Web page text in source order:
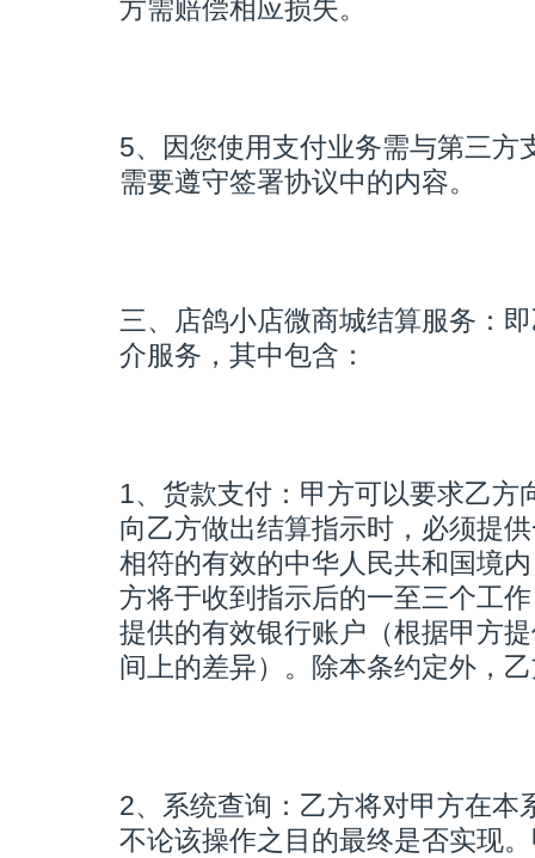
方需赔偿相应损失。
5、因您使用支付业务需与第三方
需要遵守签署协议中的内容。
三、店鸽小店微商城结算服务：
介服务，其中包含：
1、货款支付：甲方可以要求乙方
向乙方做出结算指示时，必须提
相符的有效的中华人民共和国境
方将于收到指示后的一至三个工
提供的有效银行账户（根据甲方
间上的差异）。除本条约定外，
2、系统查询：乙方将对甲方在本
不论该操作之目的最终是否实现